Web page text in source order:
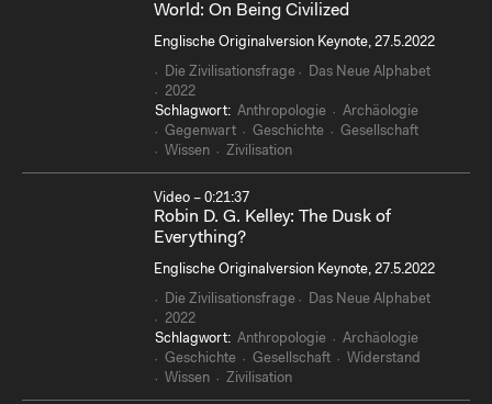
World: On Being Civilized
Englische Originalversion Keynote, 27.5.2022
Die Zivilisationsfrage
Das Neue Alphabet
2022
Schlagwort: Anthropologie
Archäologie
Gegenwart
Geschichte
Gesellschaft
Wissen
Zivilisation
Video – 0:21:37
Robin D. G. Kelley: The Dusk of
Everything?
Englische Originalversion Keynote, 27.5.2022
Die Zivilisationsfrage
Das Neue Alphabet
2022
Schlagwort: Anthropologie
Archäologie
Geschichte
Gesellschaft
Widerstand
Wissen
Zivilisation